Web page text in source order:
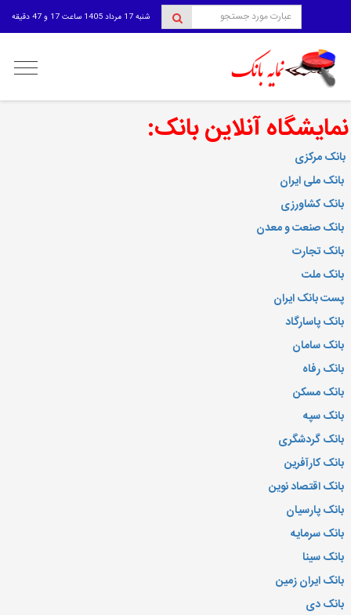
شنبه 17 مرداد 1405 ساعت 17 و 47 دقیقه
منوی
آنلاین بانک:
بانک مرکزی
بانک ملی ایران
بانک کشاورزی
بانک صنعت و معدن
بانک تجارت
بانک ملت
پست بانک ایران
بانک پاسارگاد
بانک سامان
بانک رفاه
بانک مسکن
بانک سپه
بانک گردشگری
بانک کارآفرین
بانک اقتصاد نوین
بانک پارسیان
بانک سرمایه
بانک سینا
بانک ایران زمین
بانک دی